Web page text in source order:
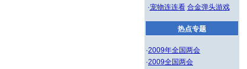
·宠物连连看 合金弹头游戏
热点专题
·2009年全国两会
·2009全国两会